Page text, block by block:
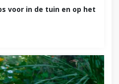
voor in de tuin en op het